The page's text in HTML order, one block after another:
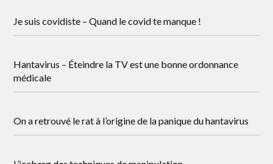
Je suis covidiste – Quand le covid te manque !
Hantavirus – Éteindre la TV est une bonne ordonnance
médicale
On a retrouvé le rat à l’origine de la panique du hantavirus